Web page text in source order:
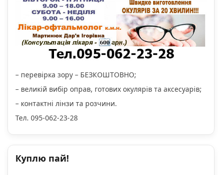
– перевірка зору – БЕЗКОШТОВНО;
– великій вибір оправ, готових окулярів та аксесуарів;
– контактні лінзи та розчини.
Тел. 095-062-23-28
Куплю пай!